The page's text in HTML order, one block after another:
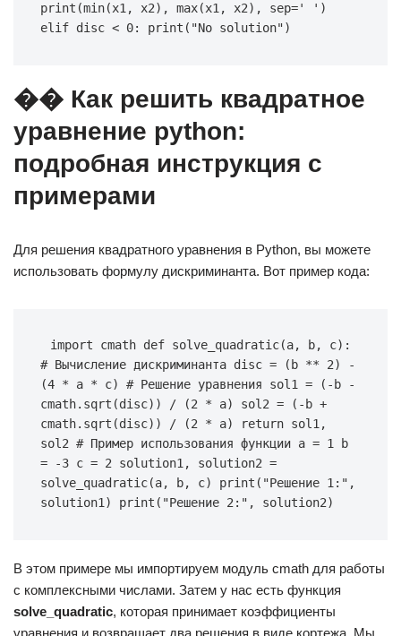
print(min(x1, x2), max(x1, x2), sep=' ')
elif disc < 0: print("No solution")
�� Как решить квадратное
уравнение python:
подробная инструкция с
примерами
Для решения квадратного уравнения в Python, вы можете
использовать формулу дискриминанта. Вот пример кода:
import cmath def solve_quadratic(a, b, c):
# Вычисление дискриминанта disc = (b ** 2) -
(4 * a * c) # Решение уравнения sol1 = (-b -
cmath.sqrt(disc)) / (2 * a) sol2 = (-b +
cmath.sqrt(disc)) / (2 * a) return sol1,
sol2 # Пример использования функции a = 1 b
= -3 c = 2 solution1, solution2 =
solve_quadratic(a, b, c) print("Решение 1:",
solution1) print("Решение 2:", solution2)
В этом примере мы импортируем модуль cmath для работы
с комплексными числами. Затем у нас есть функция
solve_quadratic, которая принимает коэффициенты
уравнения и возвращает два решения в виде кортежа. Мы